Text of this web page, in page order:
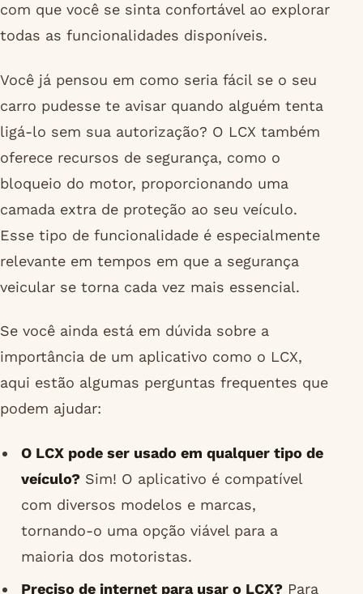
com que você se sinta confortável ao explorar
todas as funcionalidades disponíveis.
Você já pensou em como seria fácil se o seu
carro pudesse te avisar quando alguém tenta
ligá-lo sem sua autorização? O LCX também
oferece recursos de segurança, como o
bloqueio do motor, proporcionando uma
camada extra de proteção ao seu veículo.
Esse tipo de funcionalidade é especialmente
relevante em tempos em que a segurança
veicular se torna cada vez mais essencial.
Se você ainda está em dúvida sobre a
importância de um aplicativo como o LCX,
aqui estão algumas perguntas frequentes que
podem ajudar:
O LCX pode ser usado em qualquer tipo de
veículo?Sim! O aplicativo é compatível
com diversos modelos e marcas,
tornando-o uma opção viável para a
maioria dos motoristas.
Preciso de internet para usar o LCX?Para